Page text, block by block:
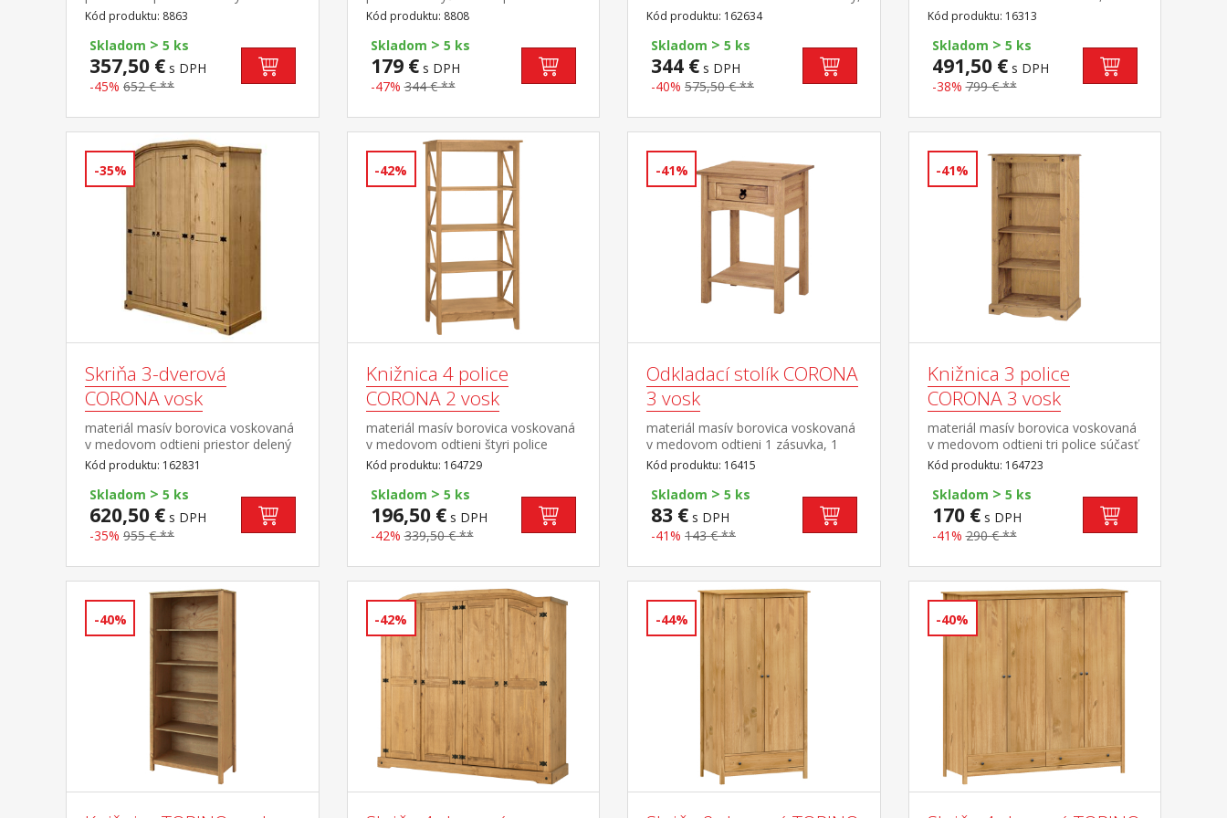
pomere 2:1 širšia časť šatníková tyč
a polica, užšia časť 3 variabilné
police odporúčaný nadstavec 8864
Kód produktu: 8863
Skladom > 5 ks
357,50 € s DPH
-45% 652 € **
cm drevené latkové rošty sú v cene,
matrace nie sú v cene výsuv možné
využiť ako úložný priestor alebo ako
prístelku odporúčaná výška matraca
pre prístelku 10 cm doporučený
rozmer matracov 90 × 200 cm
Kód produktu: 8808
Skladom > 5 ks
179 €s DPH
-47% 344 € **
kovové ozdobné úchytky súčasť
zostavy Corona
Kód produktu: 162634
Skladom > 5 ks
344 € s DPH
-40% 575,50 € **
polica, 7 zásuviek, kovové ozdobné
úchytky súčasť zostavy Corona
Kód produktu: 16313
Skladom > 5 ks
491,50 €s DPH
-38% 799 € **
-35%
Skriňa 3-dverová
CORONA vosk
materiál masív borovica voskovaná
v medovom odtieni priestor delený
v pomere 2:1 širšia časť šatníková
tyč a polica na klobúky, užšia časť 3
police z toho 2 variabilné kovové
ozdobné úchytky súčasť zostavy
Corona
Kód produktu: 162831
Skladom > 5 ks
620,50 € s DPH
-35% 955 € **
-42%
Knižnica 4 police
CORONA 2 vosk
materiál masív borovica voskovaná
v medovom odtieni štyri police
súčasť zostavy Corona 2
Kód produktu: 164729
Skladom > 5 ks
196,50 €s DPH
-42% 339,50 € **
-41%
Odkladací stolík CORONA
3 vosk
materiál masív borovica voskovaná
v medovom odtieni 1 zásuvka, 1
polica, kovová ozdobná úchytka
súčasť zostavy Corona 3
Kód produktu: 16415
Skladom > 5 ks
83 € s DPH
-41% 143 € **
-41%
Knižnica 3 police
CORONA 3 vosk
materiál masív borovica voskovaná
v medovom odtieni tri police súčasť
zostavy Corona 3
Kód produktu: 164723
Skladom > 5 ks
170 €s DPH
-41% 290 € **
-40% -42% -44% -40%